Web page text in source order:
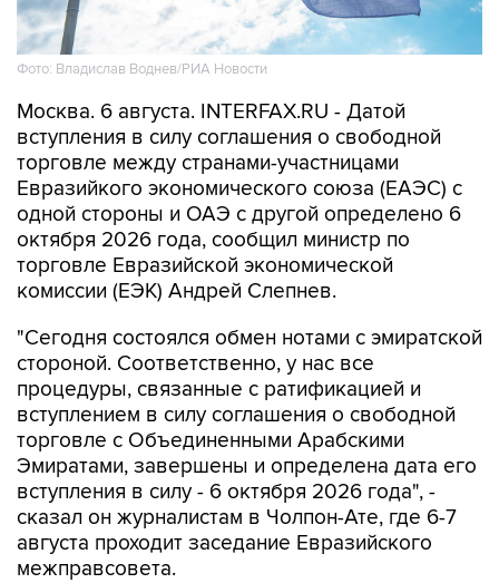
Фото: Владислав Воднев/РИА Новости
Москва. 6 августа. INTERFAX.RU - Датой
вступления в силу соглашения о свободной
торговле между странами-участницами
Евразийкого экономического союза (ЕАЭС) с
одной стороны и ОАЭ с другой определено 6
октября 2026 года, сообщил министр по
торговле Евразийской экономической
комиссии (ЕЭК) Андрей Слепнев.
"Сегодня состоялся обмен нотами с эмиратской
стороной. Соответственно, у нас все
процедуры, связанные с ратификацией и
вступлением в силу соглашения о свободной
торговле с Объединенными Арабскими
Эмиратами, завершены и определена дата его
вступления в силу - 6 октября 2026 года", -
сказал он журналистам в Чолпон-Ате, где 6-7
августа проходит заседание Евразийского
межправсовета.